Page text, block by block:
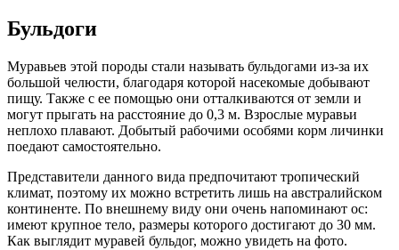
Бульдоги
Муравьев этой породы стали называть бульдогами из-за их
большой челюсти, благодаря которой насекомые добывают
пищу. Также с ее помощью они отталкиваются от земли и
могут прыгать на расстояние до 0,3 м. Взрослые муравьи
неплохо плавают. Добытый рабочими особями корм личинки
поедают самостоятельно.
Представители данного вида предпочитают тропический
климат, поэтому их можно встретить лишь на австралийском
континенте. По внешнему виду они очень напоминают ос:
имеют крупное тело, размеры которого достигают до 30 мм.
Как выглядит муравей бульдог, можно увидеть на фото.